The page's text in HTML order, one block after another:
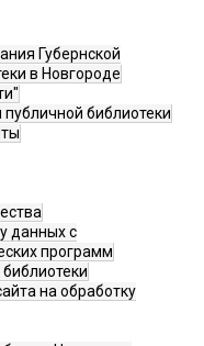
Губернской
в Новгороде
библиотеки
данных с
программ
на обработку